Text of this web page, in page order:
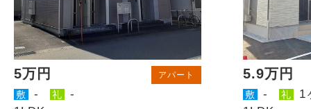
5万円 アパート
敷 - 礼
-
5.9万円
敷 - 礼
1